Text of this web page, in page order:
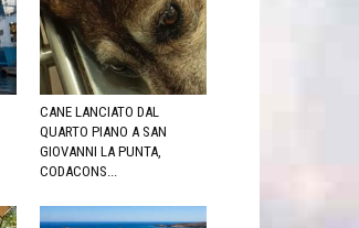
CANE LANCIATO DAL
QUARTO PIANO A SAN
GIOVANNI LA PUNTA,
CODACONS...